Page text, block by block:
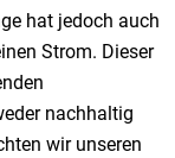
hat jedoch auch
Strom. Dieser
nachhaltig
wir unseren